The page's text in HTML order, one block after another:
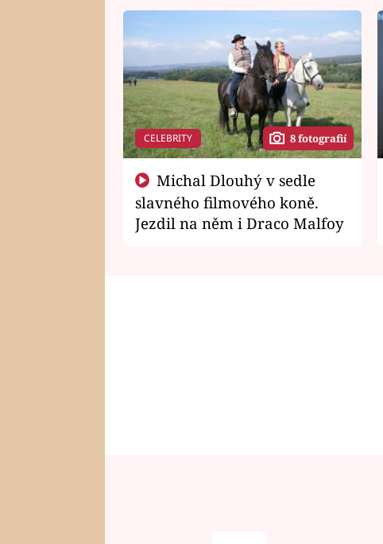
CELEBRITY 8 fotografií
slavného filmového koně.
Jezdil na něm i Draco Malfoy